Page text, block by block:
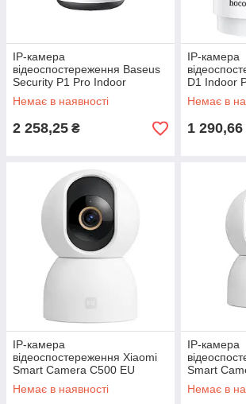
IP-камера
відеоспостереження Baseus
Security P1 Pro Indoor
Camera 3K White EU
Немає в наявності
2 258,25 ₴
IP-камера
D1 Indoor
White
Немає в
1 290,66
IP-камера
відеоспостереження Xiaomi
Smart Camera C500 EU
Немає в наявності
IP-камера
Smart
Немає в